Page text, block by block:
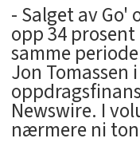
- Salget av Go'
opp 34
samme
Jon
Newswire. I
nærmere ni